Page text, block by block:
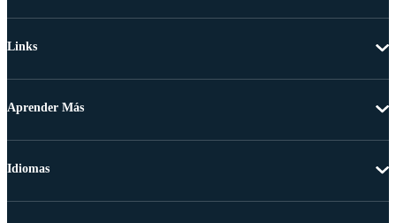
Links
Aprender Más
Idiomas